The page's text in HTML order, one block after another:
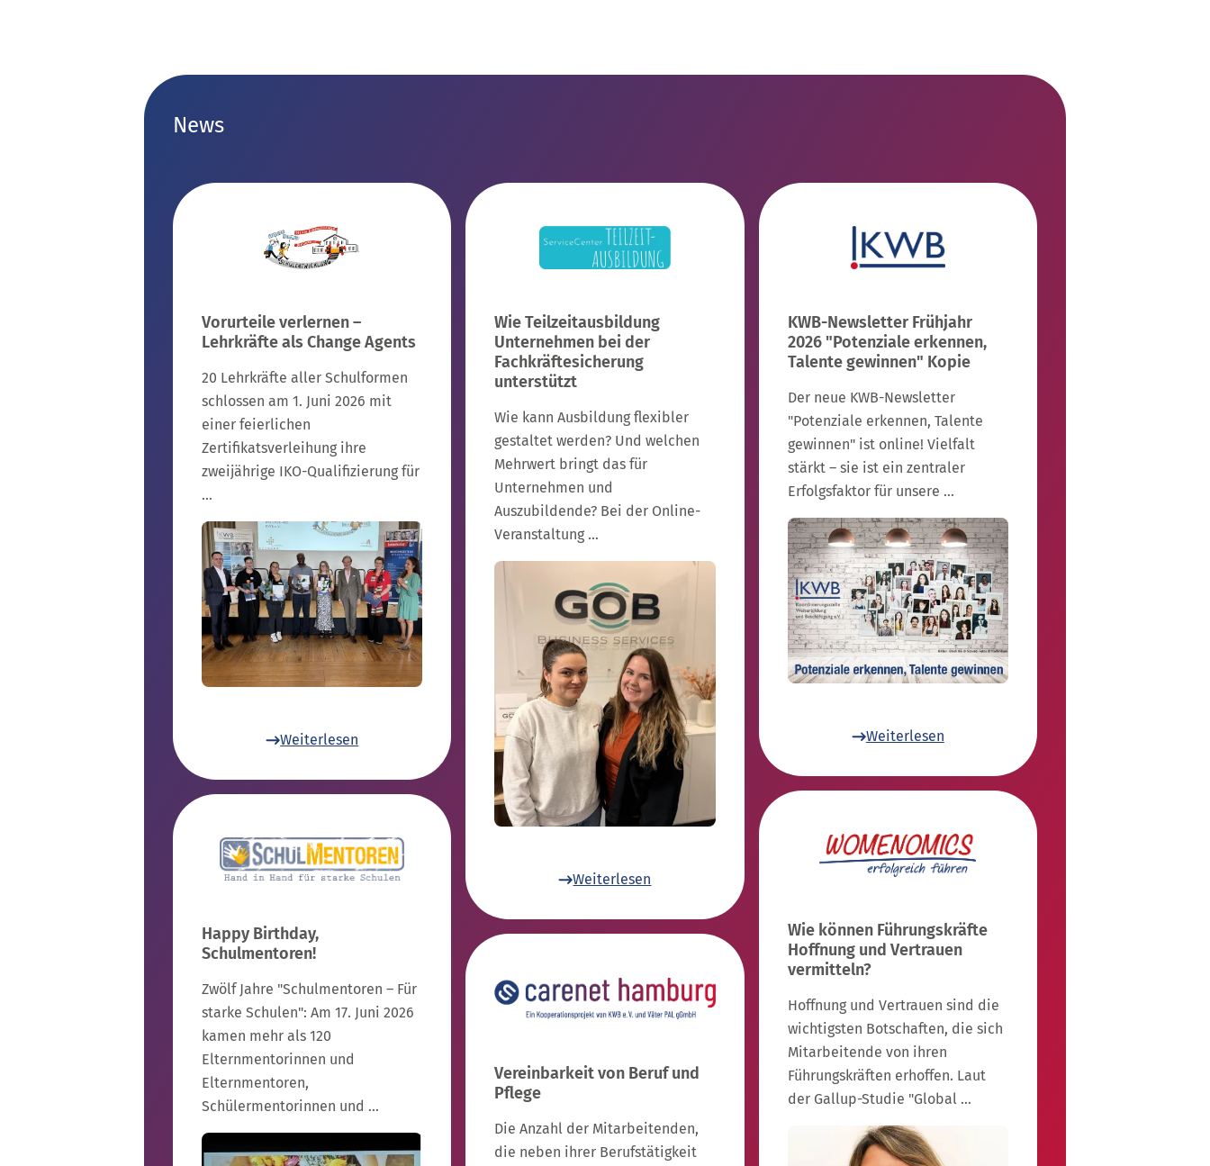
News
Vorurteile verlernen –
Lehrkräfte als Change Agents
20 Lehrkräfte aller Schulformen
schlossen am 1. Juni 2026 mit
einer feierlichen
Zertifikatsverleihung ihre
zweijährige IKO-Qualifizierung für
…
Weiterlesen
Happy Birthday,
Schulmentoren!
Zwölf Jahre "Schulmentoren – Für
starke Schulen": Am 17. Juni 2026
kamen mehr als 120
Elternmentorinnen und
Elternmentoren,
Schülermentorinnen und …
Wie Teilzeitausbildung
Unternehmen bei der
Fachkräftesicherung
unterstützt
Wie kann Ausbildung flexibler
gestaltet werden? Und welchen
Mehrwert bringt das für
Unternehmen und
Auszubildende? Bei der Online-
Veranstaltung …
Weiterlesen
Vereinbarkeit von Beruf und
Pflege
Die Anzahl der Mitarbeitenden,
die neben ihrer Berufstätigkeit
KWB-Newsletter Frühjahr
2026 "Potenziale erkennen,
Talente gewinnen" Kopie
Der neue KWB-Newsletter
"Potenziale erkennen, Talente
gewinnen" ist online! Vielfalt
stärkt – sie ist ein zentraler
Erfolgsfaktor für unsere …
Weiterlesen
Wie können Führungskräfte
Hoffnung und Vertrauen
vermitteln?
Hoffnung und Vertrauen sind die
wichtigsten Botschaften, die sich
Mitarbeitende von ihren
Führungskräften erhoffen. Laut
der Gallup-Studie "Global …